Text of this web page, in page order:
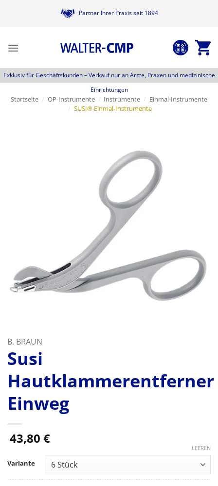
Partner Ihrer Praxis seit 1894
Exklusiv für Geschäftskunden –Verkauf nur an Ärzte, Praxen und medizinische
Einrichtungen
Startseite / OP-Instrumente / Instrumente / Einmal-Instrumente
/ SUSI® Einmal-Instrumente
B. BRAUN
Susi
Hautklammerentferner
Einweg
43,80 €
Variante
LEEREN